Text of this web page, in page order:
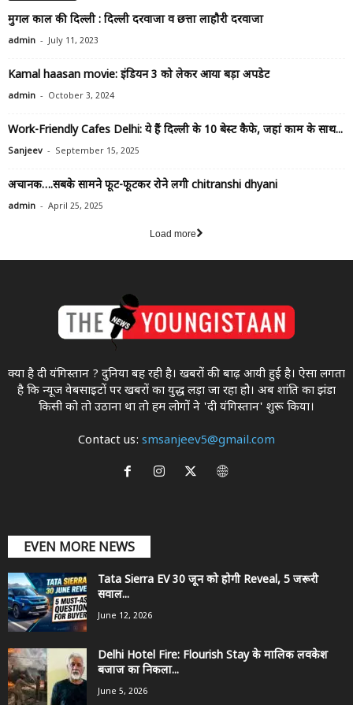
मुगल काल की दिल्ली : दिल्ली दरवाजा व छत्ता लाहौरी दरवाजा
admin - July 11, 2023
Kamal haasan movie: इंडियन 3 को लेकर आया बड़ा अपडेट
admin - October 3, 2024
Work-Friendly Cafes Delhi: ये हैं दिल्ली के 10 बेस्ट कैफे, जहां काम के साथ...
Sanjeev - September 15, 2025
अचानक….सबके सामने फूट-फूटकर रोने लगी chitranshi dhyani
admin - April 25, 2025
Load more
क्या है दी यंगिस्तान ? दुनिया बह रही है। खबरों की बाढ़ आयी हुई है। ऐसा लगता
है कि न्यूज वेबसाइटों पर खबरों का युद्ध लड़ा जा रहा होे। अब शांति का झंडा
किसी को तो उठाना था ताे हम लोगों ने 'दी यंगिस्तान' शुरू किया।
Contact us: smsanjeev5@gmail.com
EVEN MORE NEWS
Tata Sierra EV 30 जून को होगी Reveal, 5 जरूरी
सवाल...
June 12, 2026
Delhi Hotel Fire: Flourish Stay के मालिक लवकेश
बजाज का निकला...
June 5, 2026